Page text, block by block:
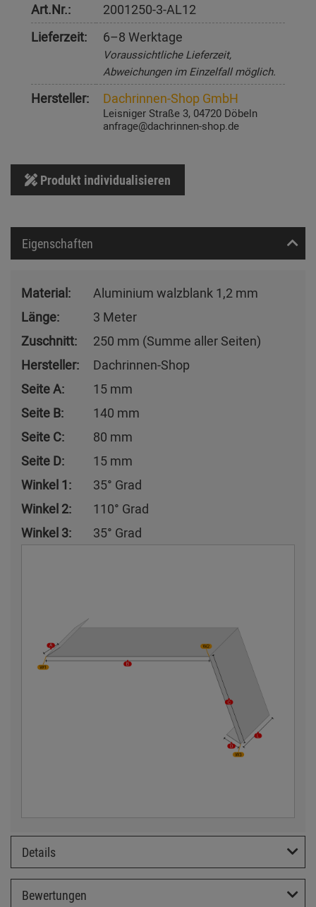
Art.Nr.:
2001250-3-AL12
Lieferzeit:
6–8 Werktage
Voraussichtliche Lieferzeit,
Abweichungen im Einzelfall möglich.
Hersteller: Dachrinnen-Shop GmbH
Leisniger Straße 3, 04720 Döbeln
anfrage@dachrinnen-shop.de
Produkt individualisieren
Eigenschaften
Material:
Aluminium walzblank 1,2 mm
Länge:
3 Meter
Zuschnitt:
250 mm (Summe aller Seiten)
Hersteller:
Dachrinnen-Shop
Seite A:
15 mm
Seite B:
140 mm
Seite C:
80 mm
Seite D:
15 mm
Winkel 1:
35° Grad
Winkel 2:
110° Grad
Winkel 3:
35° Grad
Details
Bewertungen